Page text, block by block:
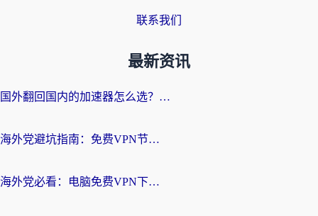
联系我们
最新资讯
国外翻回国内的加速器怎么选？海外党亲测实用指南，告别地域限制
海外党避坑指南：免费VPN节点真的靠谱吗？教你选对回国加速器无缝访问国内资源
海外党必看：电脑免费VPN下载指南+回国加速器选择全攻略，告别地区限制